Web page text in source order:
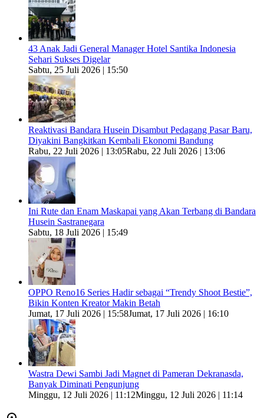
43 Anak Jadi General Manager Hotel Santika Indonesia
Sehari Sukses Digelar
Sabtu, 25 Juli 2026 | 15:50
Reaktivasi Bandara Husein Disambut Pedagang Pasar Baru,
Diyakini Bangkitkan Kembali Ekonomi Bandung
Rabu, 22 Juli 2026 | 13:05Rabu, 22 Juli 2026 | 13:06
Ini Rute dan Enam Maskapai yang Akan Terbang di Bandara
Husein Sastranegara
Sabtu, 18 Juli 2026 | 15:49
OPPO Reno16 Series Hadir sebagai “Trendy Shoot Bestie”,
Bikin Konten Kreator Makin Betah
Jumat, 17 Juli 2026 | 15:58Jumat, 17 Juli 2026 | 16:10
Wastra Dewi Sambi Jadi Magnet di Pameran Dekranasda,
Banyak Diminati Pengunjung
Minggu, 12 Juli 2026 | 11:12Minggu, 12 Juli 2026 | 11:14